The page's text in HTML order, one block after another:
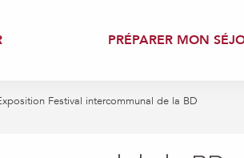
PRÉPARER MON
Festival intercommunal de la BD